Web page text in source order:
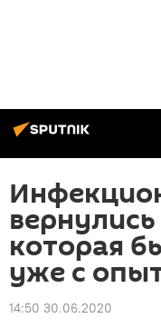
которая
уже с
14:50 30.06.2020